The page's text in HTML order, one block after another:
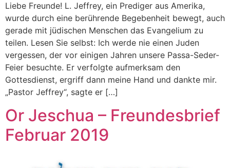
Liebe Freunde! L. Jeffrey, ein Prediger aus Amerika,
wurde durch eine berührende Begebenheit bewegt, auch
gerade mit jüdischen Menschen das Evangelium zu
teilen. Lesen Sie selbst: Ich werde nie einen Juden
vergessen, der vor einigen Jahren unsere Passa-Seder-
Feier besuchte. Er verfolgte aufmerksam den
Gottesdienst, ergriff dann meine Hand und dankte mir.
„Pastor Jeffrey“, sagte er […]
Or Jeschua – Freundesbrief
Februar 2019